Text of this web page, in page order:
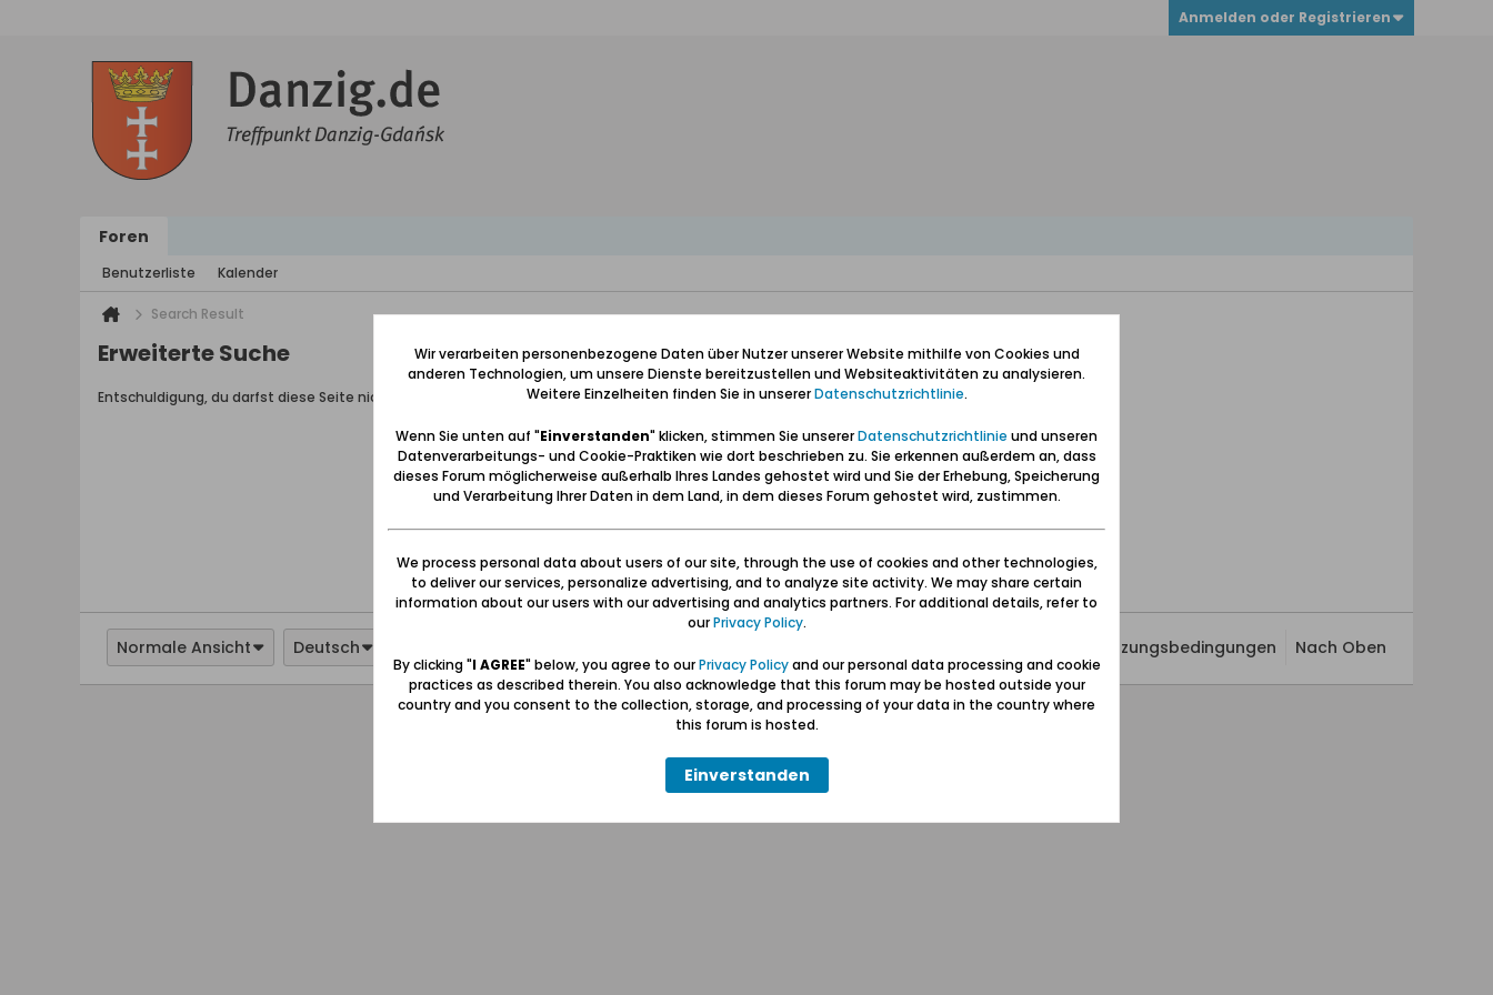
Anmelden oder Registrieren
Foren
Benutzerliste Kalender
Search Result
Erweiterte Suche
Entschuldigung, du darfst diese Seite nicht aufrufen.
Normale Ansicht Deutsch Nutzungsbedingungen Nach Oben
Wolfgang Naujocks MMXXVI
Copyright © 2026 MH Sub I, LLC dba vBulletin. Alle Rechte vorbehalten.
Wir verarbeiten personenbezogene Daten über Nutzer unserer Website mithilfe von Cookies und
anderen Technologien, um unsere Dienste bereitzustellen und Websiteaktivitäten zu analysieren.
Weitere Einzelheiten finden Sie in unsererDatenschutzrichtlinie.
Wenn Sie unten auf "Einverstanden" klicken, stimmen Sie unsererDatenschutzrichtlinie und unseren
Datenverarbeitungs- und Cookie-Praktiken wie dort beschrieben zu. Sie erkennen außerdem an, dass
dieses Forum möglicherweise außerhalb Ihres Landes gehostet wird und Sie der Erhebung, Speicherung
und Verarbeitung Ihrer Daten in dem Land, in dem dieses Forum gehostet wird, zustimmen.
We process personal data about users of our site, through the use of cookies and other technologies,
to deliver our services, personalize advertising, and to analyze site activity. We may share certain
information about our users with our advertising and analytics partners. For additional details, refer to
ourPrivacy Policy.
By clicking "I AGREE" below, you agree to ourPrivacy Policyand our personal data processing and cookie
practices as described therein. You also acknowledge that this forum may be hosted outside your
country and you consent to the collection, storage, and processing of your data in the country where
this forum is hosted.
Einverstanden